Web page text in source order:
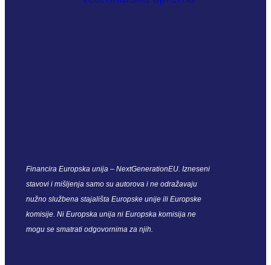
Financira Europska unija – NextGenerationEU. Izneseni
stavovi i mišljenja samo su autorova i ne odražavaju
nužno službena stajališta Europske unije ili Europske
komisije. Ni Europska unija ni Europska komisija ne
mogu se smatrati odgovornima za njih.